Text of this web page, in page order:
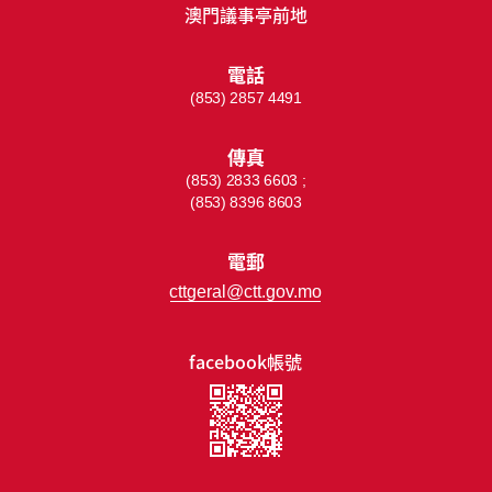
facebook帳號
澳門議事亭前地
電話
(853) 2857 4491
傳真
(853) 2833 6603 ;
(853) 8396 8603
電郵
cttgeral@ctt.gov.mo